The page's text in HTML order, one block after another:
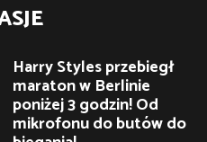
Harry Styles przebiegł
maraton w Berlinie
poniżej 3 godzin! Od
mikrofonu do butów do